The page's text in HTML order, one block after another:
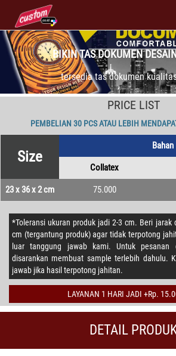
BIKIN TAS DOKUMEN
tersedia tas dokumen
PRICE LIST
PEMBELIAN 30 PCS ATAU LEBIH
Size
Bahan
Collatex
23 x 36 x 2 cm 75.000
*Toleransi ukuran produk jadi 2-3 cm. Beri jarak
cm (tergantung produk) agar tidak terpotong
luar tanggung jawab kami. Untuk pesanan
disarankan membuat sample terlebih dahulu.
jawab jika hasil terpotong jahitan.
LAYANAN 1 HARI JADI +Rp.
DETAIL